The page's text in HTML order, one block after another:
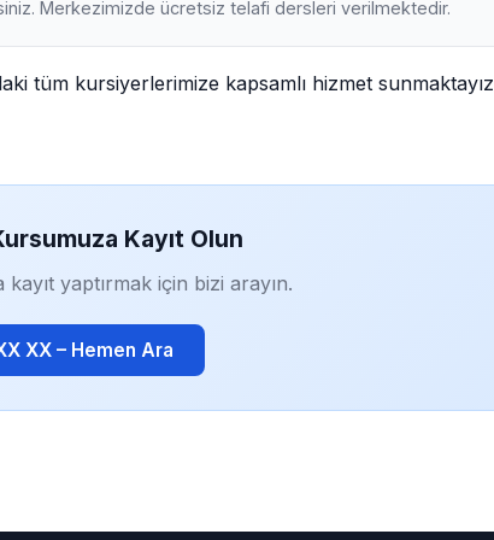
Merkezimizde ücretsiz telafi dersleri verilmektedir.
tüm kursiyerlerimize kapsamlı hizmet
Kayıt Olun
yaptırmak için bizi arayın.
XX – Hemen Ara